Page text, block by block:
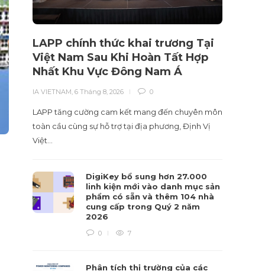
LAPP chính thức khai trương Tại
Việt Nam Sau Khi Hoàn Tất Hợp
Nhất Khu Vực Đông Nam Á
IA VIETNAM ,6 Tháng 8, 2026 0
LAPP tăng cường cam kết mang đến chuyên môn
toàn cầu cùng sự hỗ trợ tại địa phương, Định Vị
Việt…
DigiKey bổ sung hơn 27.000
linh kiện mới vào danh mục sản
phẩm có sẵn và thêm 104 nhà
cung cấp trong Quý 2 năm
2026
0 7
Phân tích thị trường của các